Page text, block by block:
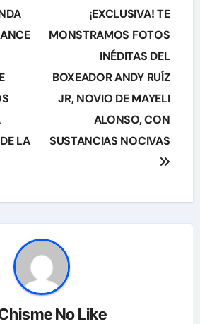
LA
¡EXCLUSIVA! TE
MONSTRAMOS FOTOS
INÉDITAS DEL
BOXEADOR ANDY RUÍZ
JR, NOVIO DE MAYELI
ALONSO, CON
SUSTANCIAS NOCIVAS
No Like